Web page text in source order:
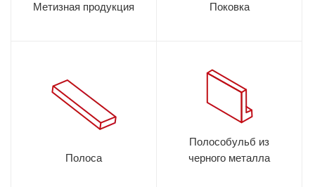
Метизная продукция Поковка
Полоса
Полособульб из
черного металла